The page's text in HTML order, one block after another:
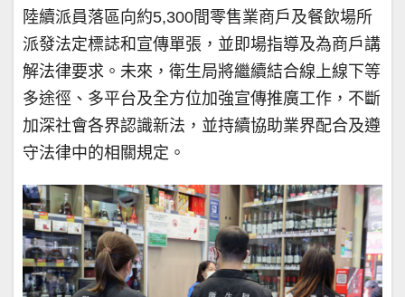
陸續派員落區向約5,300間零售業商戶及餐飲場所
派發法定標誌和宣傳單張，並即場指導及為商戶講
解法律要求。未來，衛生局將繼續結合線上線下等
多途徑、多平台及全方位加強宣傳推廣工作，不斷
加深社會各界認識新法，並持續協助業界配合及遵
守法律中的相關規定。